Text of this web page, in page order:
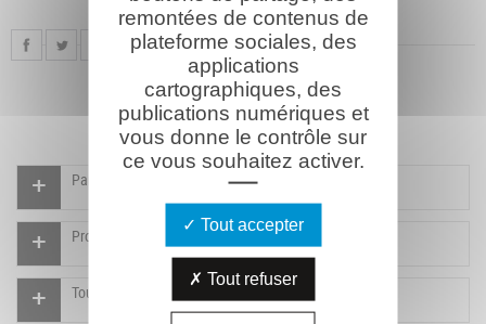
Participer à l'indexation du Mémorial virtuel
Proposer un document
Tous les documents
remontées de contenus de
plateforme sociales, des
applications
cartographiques, des
publications numériques et
vous donne le contrôle sur
ce vous souhaitez activer.
Tout accepter
Tout refuser